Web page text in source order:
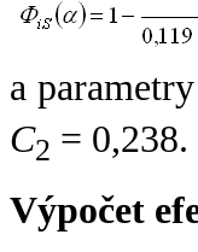
a
C2 = 0,238.
Výpočet